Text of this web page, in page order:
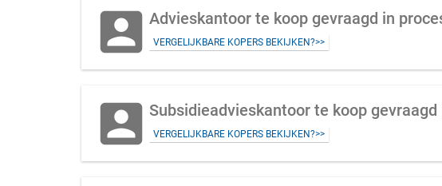
account_box Advieskantoor te koop gevraagd in
VERGELIJKBARE KOPERS BEKIJKEN?>>
account_box Subsidieadvieskantoor te koop
VERGELIJKBARE KOPERS BEKIJKEN?>>